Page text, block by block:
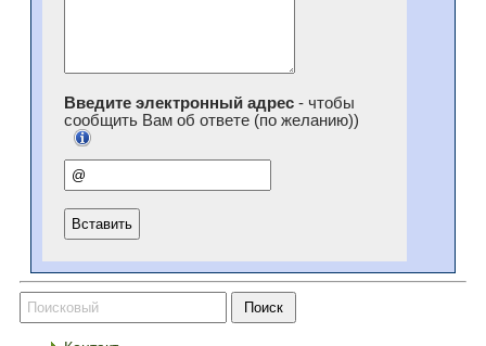
Введите электронный адрес- чтобы
сообщить Вам об ответе (по желанию))